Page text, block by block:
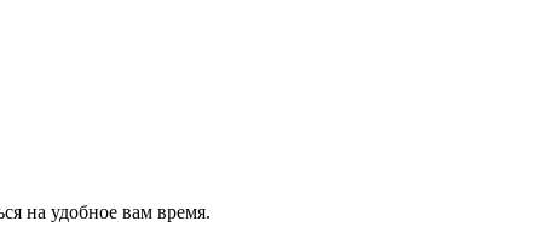
на удобное вам время.